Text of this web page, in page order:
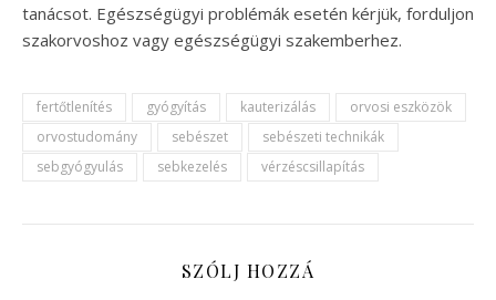
tanácsot. Egészségügyi problémák esetén kérjük, forduljon
szakorvoshoz vagy egészségügyi szakemberhez.
fertőtlenítés gyógyítás kauterizálás
orvosi eszközök
orvostudomány
sebészet
sebészeti technikák
sebgyógyulás
sebkezelés vérzéscsillapítás
SZÓLJ HOZZÁ